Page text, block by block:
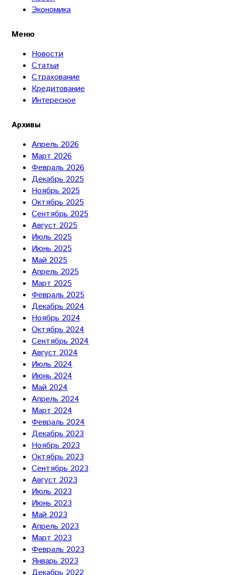
Экономика
Меню
Новости
Статьи
Страхование
Кредитование
Интересное
Архивы
Апрель 2026
Март 2026
Февраль 2026
Декабрь 2025
Ноябрь 2025
Октябрь 2025
Сентябрь 2025
Август 2025
Июль 2025
Июнь 2025
Май 2025
Апрель 2025
Март 2025
Февраль 2025
Декабрь 2024
Ноябрь 2024
Октябрь 2024
Сентябрь 2024
Август 2024
Июль 2024
Июнь 2024
Май 2024
Апрель 2024
Март 2024
Февраль 2024
Декабрь 2023
Ноябрь 2023
Октябрь 2023
Сентябрь 2023
Август 2023
Июль 2023
Июнь 2023
Май 2023
Апрель 2023
Март 2023
Февраль 2023
Январь 2023